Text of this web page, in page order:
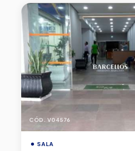
CÓD. V04576
SALA